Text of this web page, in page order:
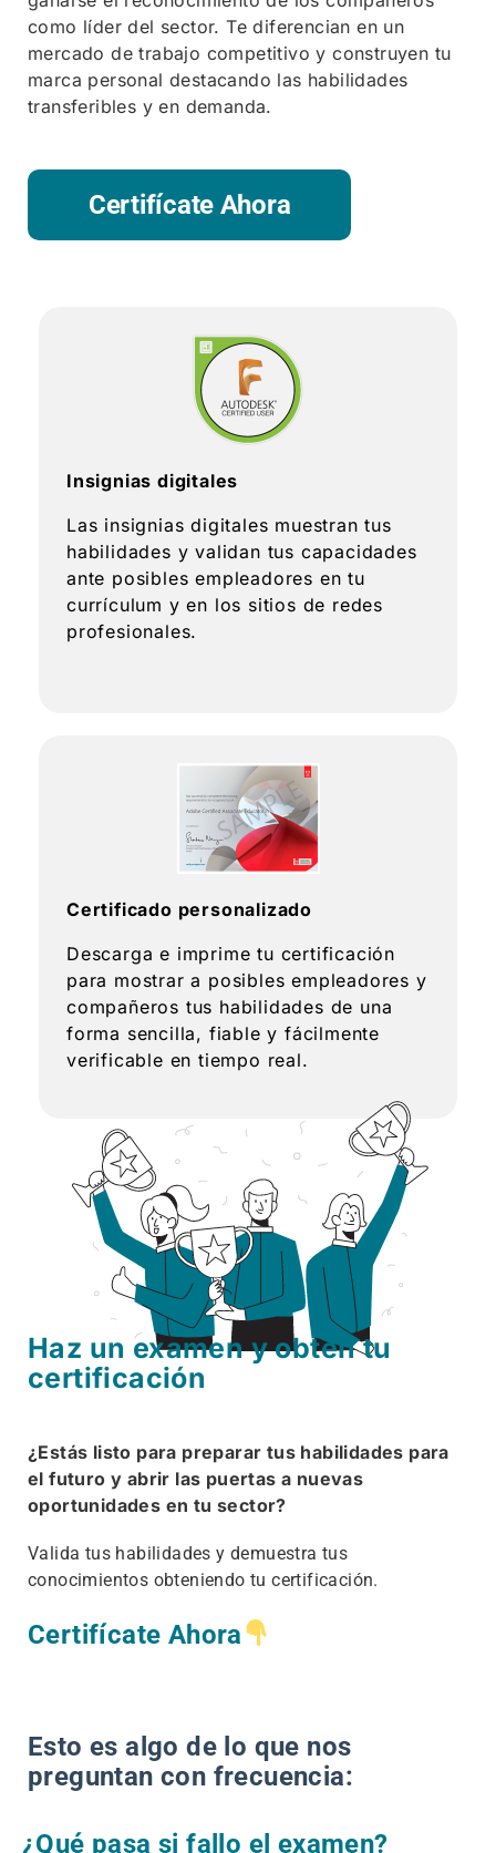
como líder del sector. Te diferencian en un
mercado de trabajo competitivo y construyen tu
marca personal destacando las habilidades
transferibles y en demanda.
Certifícate Ahora
Insignias digitales
Las insignias digitales muestran tus
habilidades y validan tus capacidades
ante posibles empleadores en tu
currículum y en los sitios de redes
profesionales.
Certificado personalizado
Descarga e imprime tu certificación
para mostrar a posibles empleadores y
compañeros tus habilidades de una
forma sencilla, fiable y fácilmente
verificable en tiempo real.
Haz un examen y obtén tu
certificación
¿Estás listo para preparar tus habilidades para
el futuro y abrir las puertas a nuevas
oportunidades en tu sector?
Valida tus habilidades y demuestra tus
conocimientos obteniendo tu certificación.
Certifícate Ahora
Esto es algo de lo que nos
preguntan con frecuencia:
¿Qué pasa si fallo el examen?